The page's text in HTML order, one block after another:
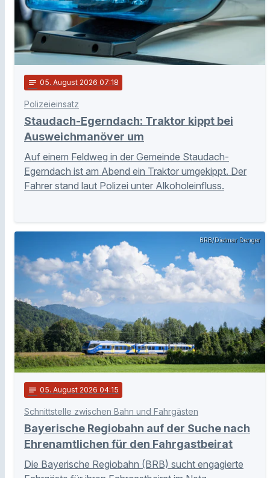
notes 05. August 2026 07:18
Polizeieinsatz
Staudach-Egerndach: Traktor kippt bei
Ausweichmanöver um
Auf einem Feldweg in der Gemeinde Staudach-
Egerndach ist am Abend ein Traktor umgekippt. Der
Fahrer stand laut Polizei unter Alkoholeinfluss.
BRB/Dietmar Denger
notes 05. August 2026 04:15
Schnittstelle zwischen Bahn und Fahrgästen
Bayerische Regiobahn auf der Suche nach
Ehrenamtlichen für den Fahrgastbeirat
Die Bayerische Regiobahn (BRB) sucht engagierte